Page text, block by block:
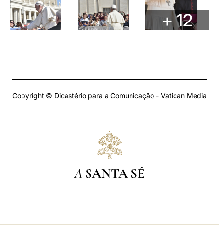
+ 12
Copyright © Dicastério para a Comunicação - Vatican Media
A SANTA SÉ